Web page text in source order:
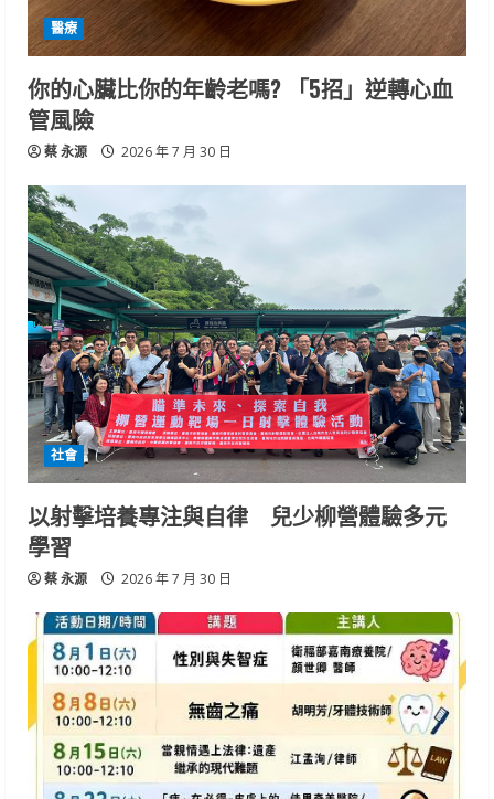
醫療
你的心臟比你的年齡老嗎? 「5招」逆轉心血
管風險
蔡 永源 2026 年 7 月 30 日
社會
以射擊培養專注與自律 兒少柳營體驗多元
學習
蔡 永源 2026 年 7 月 30 日